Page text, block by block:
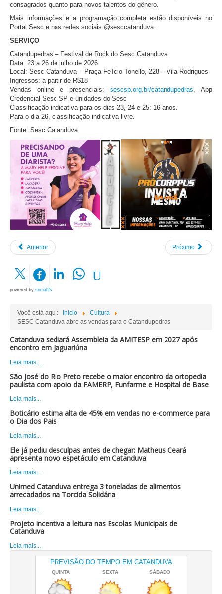
consagrados quanto para novos talentos do gênero.
Mais informações e a programação completa estão disponíveis no
Portal Sesc e nas redes sociais @sesccatanduva.
SERVIÇO
Catandupedras – Festival de Rock do Sesc Catanduva
Data: 23 a 26 de julho de 2026
Local: Sesc Catanduva – Praça Felício Tonello, 228 – Vila Rodrigues
Ingressos: a partir de R$18
Vendas online e presenciais: sescsp.org.br/catandupedras , App
Credencial Sesc SP e unidades do Sesc
Classificação indicativa para os dias 23, 24 e 25: 16 anos.
Para o dia 26, classificação indicativa livre.
Fonte: Sesc Catanduva
Anterior Próximo
powered by social2s
Você está aqui: Início
Cultura
SESC Catanduva abre as vendas para o Catandupedras
Catanduva sediará Assembleia da AMITESP em 2027 após
encontro em Jaguariúna
Leia mais...
São José do Rio Preto recebe o maior encontro da ortopedia
paulista com apoio da FAMERP, Funfarme e Hospital de Base
Leia mais...
Boticário estima alta de 45% em vendas no e-commerce para
o Dia dos Pais
Leia mais...
Ele já pediu desculpas antes de chegar: Matheus Ceará
apresenta novo espetáculo em Catanduva
Leia mais...
Unimed Catanduva entrega 3 toneladas de alimentos
arrecadados na Torcida Solidária
Leia mais...
Projeto incentiva a leitura nas Escolas Municipais de
Catanduva
Leia mais...